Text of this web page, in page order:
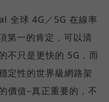
全球 4G／5G 在線率
第一的肯定，可以清
不只是更快的 5G，而
定性的世界級網路架
價值–真正重要的，不